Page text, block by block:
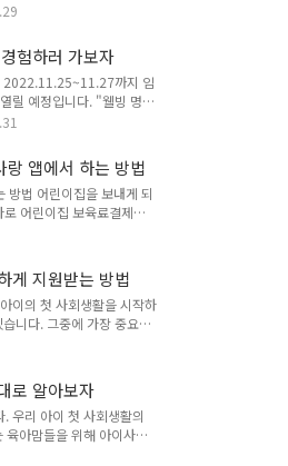
째 4. 이제 후회 안 하고 구
려해야 할 부분은 바로..
간이 될 수 있을 것 같습니
과 겨울의 매력을 한껏 만
다. - 목차 - 1. 뚝섬 한강공
제 두메호수 빙어축제 3.
축제 추워도 아이들과 재
축제 눈썰매장 첫 번째로
~2월까지 진행되며 뚝섬
험하러 가보자
2022.11.25~11.27까지 임
릴 예정입니다. "웰빙 명품
파주 장단콩 축제에 관한
수 있는 계기를 마련해보
파주 장단콩 축제 행사 정
파주 장단콩 축제 행사장
기회 1. 파주 장단콩 축제
축제 기간 :
농협..
랑 앱에서 하는 방법
방법 어린이집을 보내게 되
어린이집 보육료결제입
이 계시지만 저는 오늘 아
을 통해 여러분들은 몇 번
는 보육료 결제 방법을 알
보육료결제 아이사랑 앱 회
결제정보 입력 3. 어린이
방법 4. 어린이집 보육료결
려면 아이사랑 앱 회원가
게 지원받는 방법
이의 첫 사회생활을 시작하
니다. 그중에 가장 중요한
련된 내용이 아닐까 싶습니
리려고 합니다. 이 포스팅을
히 이해하시리라 생각합니
기 어린이집 보육료 신청
효하게 보유하고 있는, 어
한해 가능합니다. 2023년
로 알아보자
우리 아이 첫 사회생활의
아맘들을 위해 아이사랑
어디에서 어떻게 하면 되